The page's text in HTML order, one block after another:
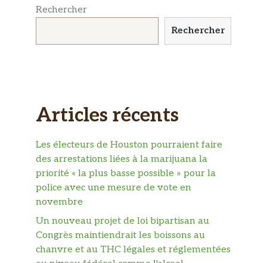
Rechercher
Rechercher
Articles récents
Les électeurs de Houston pourraient faire
des arrestations liées à la marijuana la
priorité « la plus basse possible » pour la
police avec une mesure de vote en
novembre
Un nouveau projet de loi bipartisan au
Congrès maintiendrait les boissons au
chanvre et au THC légales et réglementées